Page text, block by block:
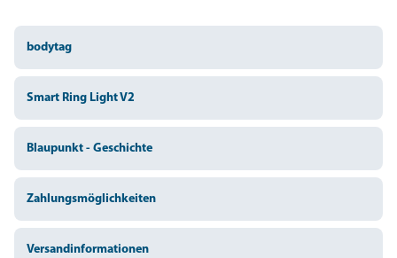
bodytag
Smart Ring Light V2
Blaupunkt - Geschichte
Zahlungsmöglichkeiten
Versandinformationen